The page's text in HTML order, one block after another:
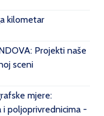
kilometar
Projekti naše
sceni
mjere:
i poljoprivrednicima -